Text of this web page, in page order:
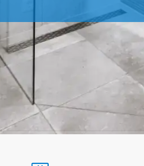
KITTER DIETEREN